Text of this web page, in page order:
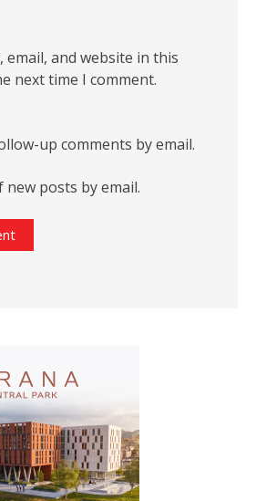
email, and website in this
next time I comment.
up comments by email.
posts by email.